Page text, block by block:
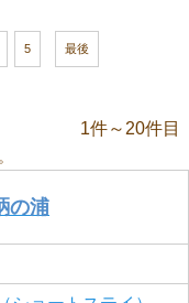
5 最後
1件～20件目
の浦